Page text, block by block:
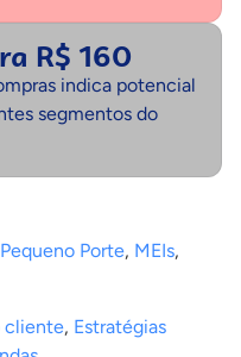
R$ 160
indica potencial
segmentos do
Porte, MEIs,
cliente, Estratégias